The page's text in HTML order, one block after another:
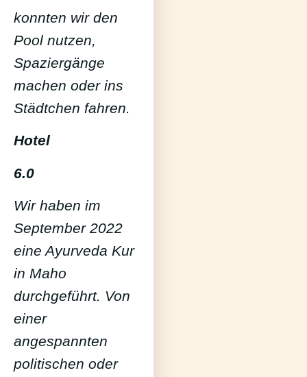
konnten wir den
Pool nutzen,
Spaziergänge
machen oder ins
Städtchen fahren.
Hotel
6.0
Wir haben im
September 2022
eine Ayurveda Kur
in Maho
durchgeführt. Von
einer
angespannten
politischen oder